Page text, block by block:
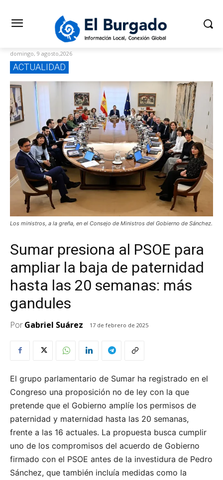
domingo, 9 agosto,2026
ACTUALIDAD
Los ministros, a la greña, en el Consejo de Ministros del Gobierno de Sánchez.
Sumar presiona al PSOE para
ampliar la baja de paternidad
hasta las 20 semanas: más
gandules
PorGabriel Suárez 17 de febrero de 2025
El grupo parlamentario de Sumar ha registrado en el
Congreso una proposición no de ley con la que
pretende que el Gobierno amplíe los permisos de
paternidad y maternidad hasta las 20 semanas,
frente a las 16 actuales. La propuesta busca cumplir
uno de los compromisos del acuerdo de Gobierno
firmado con el PSOE antes de la investidura de Pedro
Sánchez, que también incluía medidas como la